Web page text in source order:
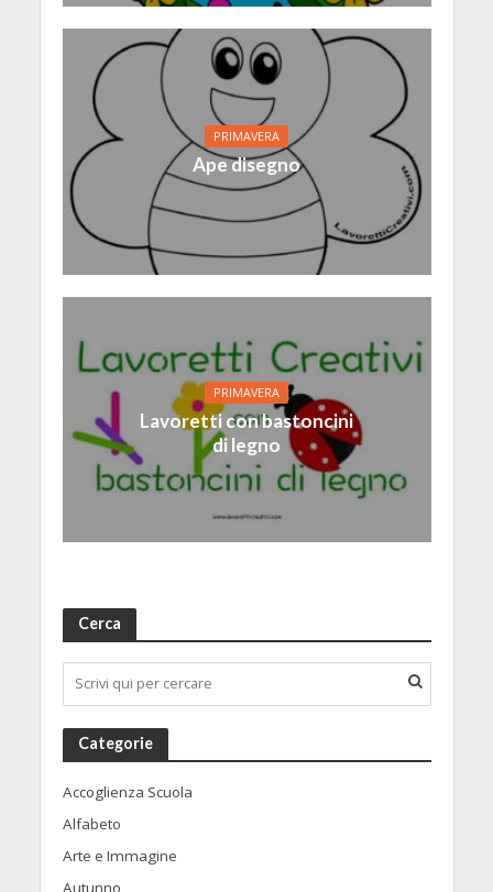
PRIMAVERA
Ape disegno
PRIMAVERA
Lavoretti con bastoncini
di legno
Cerca
Categorie
Accoglienza Scuola
Alfabeto
Arte e Immagine
Autunno